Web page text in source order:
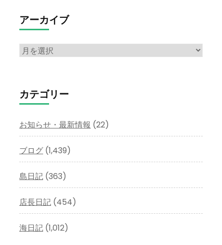
アーカイブ
ア
イ
ブ
カテゴリー
お知らせ・最新情報 (22)
ブログ (1,439)
島日記 (363)
店長日記 (454)
海日記 (1,012)